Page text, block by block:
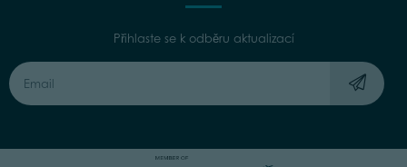
Přihlaste se k odběru aktualizací